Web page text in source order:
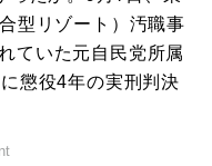
型リゾート）汚職事
ていた元自民党所属
懲役4年の実刑判決